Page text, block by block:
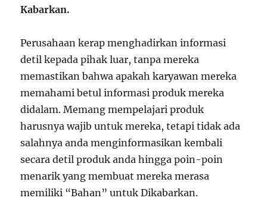
Kabarkan.
Perusahaan kerap menghadirkan informasi
detil kepada pihak luar, tanpa mereka
memastikan bahwa apakah karyawan mereka
memahami betul informasi produk mereka
didalam. Memang mempelajari produk
harusnya wajib untuk mereka, tetapi tidak ada
salahnya anda menginformasikan kembali
secara detil produk anda hingga poin-poin
menarik yang membuat mereka merasa
memiliki “Bahan” untuk Dikabarkan.